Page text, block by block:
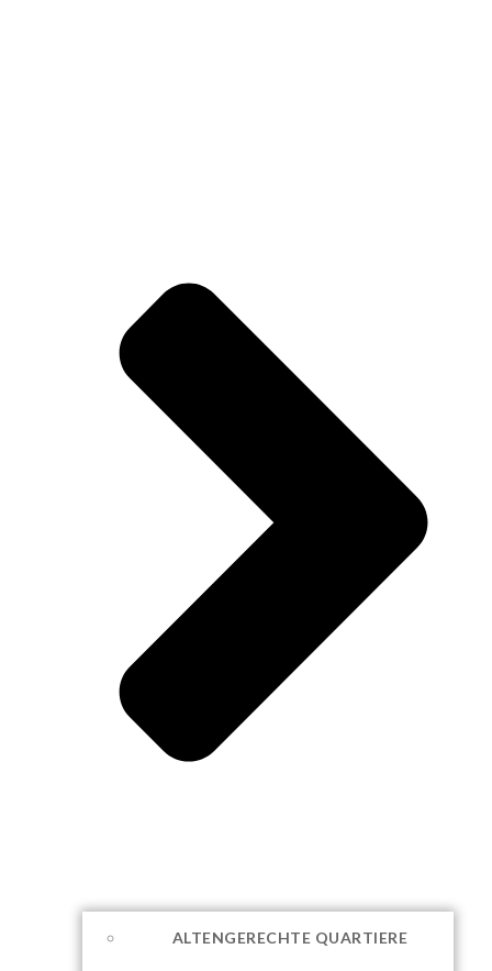
ALTENGERECHTE QUARTIERE